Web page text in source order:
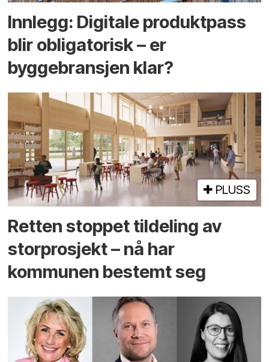
Innlegg: Digitale produktpass
blir obligatorisk – er
byggebransjen klar?
PLUSS
Retten stoppet tildeling av
storprosjekt – nå har
kommunen bestemt seg